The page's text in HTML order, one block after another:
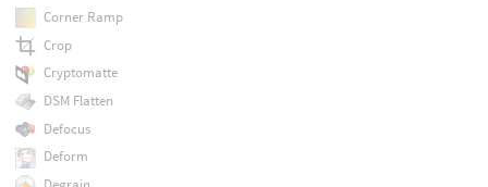
Corner Ramp
Crop
Cryptomatte
DSM Flatten
Defocus
Deform